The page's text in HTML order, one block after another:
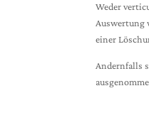
Weder
Auswertung
einer
Andernfalls